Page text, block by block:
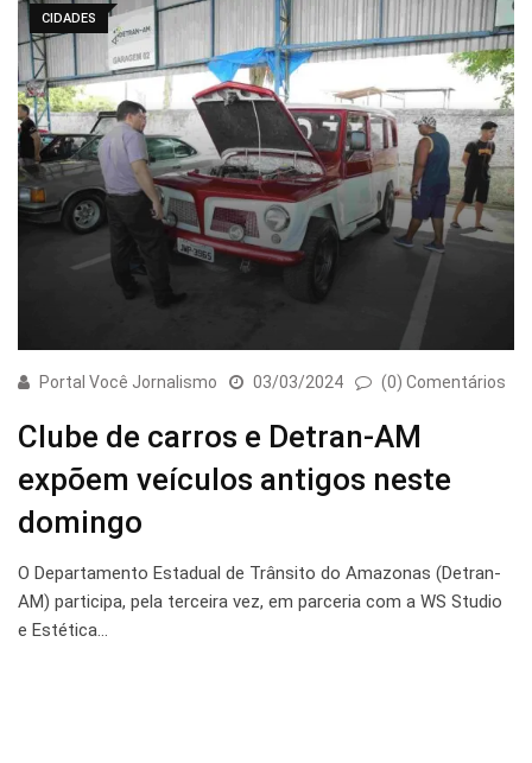
CIDADES
Portal Você Jornalismo 03/03/2024 (0) Comentários
Clube de carros e Detran-AM
expõem veículos antigos neste
domingo
O Departamento Estadual de Trânsito do Amazonas (Detran-
AM) participa, pela terceira vez, em parceria com a WS Studio
e Estética…